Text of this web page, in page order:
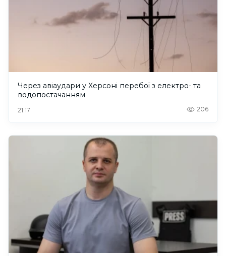
Через авіаудари у Херсоні перебої з електро- та
водопостачанням
21:17 206